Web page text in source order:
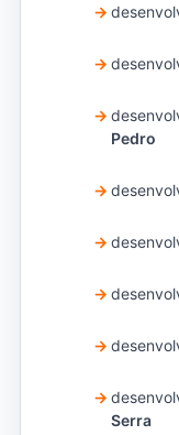
Pedro
Serra